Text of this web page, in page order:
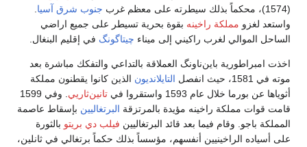
(1574)، محكماً بذلك سيطرته على معظم غرب
جنوب شرق آسيا
واستعد لغزو مملكة راخينه بقوة بحرية تسيطر على جميع اراضي
الساحل الموالي لغرب راكيني إلى ميناء چيتاگونگ في إقليم البنغال.
اخذت امبراطورية باين‌ناونگ العملاقة بالتداعي والتفكك مباشرة بعد
موته في 1581، حيث انفصل
التايلانديون الذين كانوا يقطنون مملكة
أثوياها عن بورما خلال عام 1593 واستقروا في
تانين‌ثاريي
. وفي 1599
قامت قوات مملكة راخينه مؤيدة بالمرتزقة البرتغاليين بإسقاط عاصمة
المملكة باجو. وقام فيما بعد قائد البرتغاليين فيلب دي بريتو بالثورة
على أسياده الراخينيين أنفسهم، مؤسساً بذلك حكماً برتغالي في ثانلين،